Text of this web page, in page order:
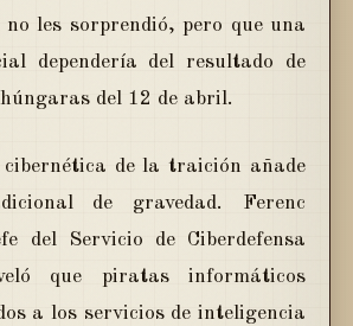
les sorprendió, pero que una
dependería del resultado de
del 12 de abril.
de la traición añade
de gravedad. Ferenc
del Servicio de Ciberdefensa
que piratas informáticos
a los servicios de inteligencia